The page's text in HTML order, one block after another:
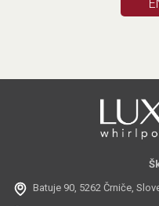
Batuje 90, 5262 Črniče,